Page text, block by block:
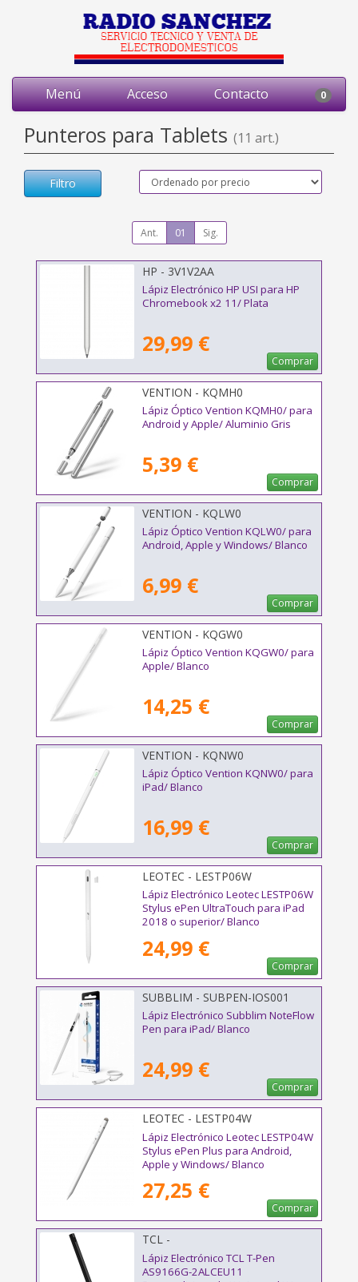
Menú Acceso Contacto 0
Punteros para Tablets (11 art.)
Filtro
Ant. 01 Sig.
HP - 3V1V2AA
Lápiz Electrónico HP USI para HP
Chromebook x2 11/ Plata
29,99 €
Comprar
VENTION - KQMH0
Lápiz Óptico Vention KQMH0/ para
Android y Apple/ Aluminio Gris
5,39 €
Comprar
VENTION - KQLW0
Lápiz Óptico Vention KQLW0/ para
Android, Apple y Windows/ Blanco
6,99 €
Comprar
VENTION - KQGW0
Lápiz Óptico Vention KQGW0/ para
Apple/ Blanco
14,25 €
Comprar
VENTION - KQNW0
Lápiz Óptico Vention KQNW0/ para
iPad/ Blanco
16,99 €
Comprar
LEOTEC - LESTP06W
Lápiz Electrónico Leotec LESTP06W
Stylus ePen UltraTouch para iPad
2018 o superior/ Blanco
24,99 €
Comprar
SUBBLIM - SUBPEN-IOS001
Lápiz Electrónico Subblim NoteFlow
Pen para iPad/ Blanco
24,99 €
Comprar
LEOTEC - LESTP04W
Lápiz Electrónico Leotec LESTP04W
Stylus ePen Plus para Android,
Apple y Windows/ Blanco
27,25 €
Comprar
TCL -
Lápiz Electrónico TCL T-Pen
AS9166G-2ALCEU11